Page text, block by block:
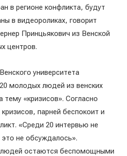
в регионе конфликта, будут
в видеороликах, говорит
Принцьякович из Венской
центров.
университета
молодых людей из венских
«кризисов». Согласно
парней беспокоит и
«Среди 20 интервью не
не обсуждалось».
остаются беспомощными